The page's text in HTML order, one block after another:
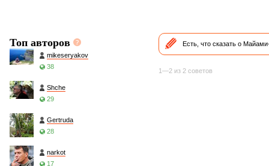
Топ авторов
mikeseryakov
38
Shche
29
Gertruda
28
narkot
17
Есть, что сказать о
1—2 из 2 советов